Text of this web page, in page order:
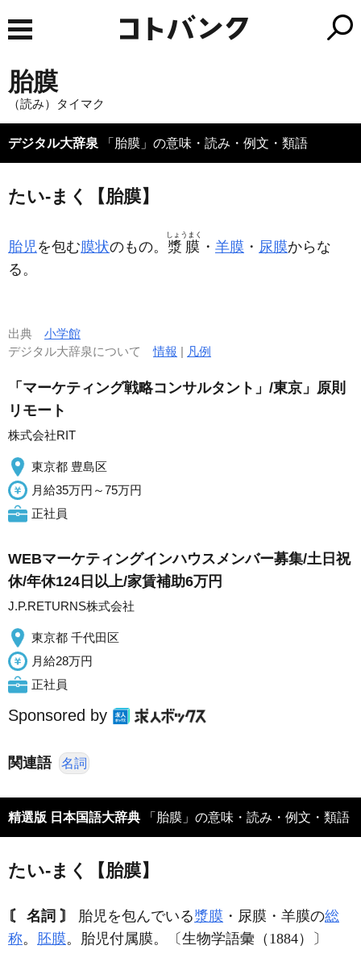
胎膜
（読み）タイマク
デジタル大辞泉 「胎膜」の意味・読み・例文・類語
たい‐まく【胎膜】
胎児を包む膜状のもの。 漿膜
しょうまく
・ 羊膜 ・ 尿膜からな
る。
出典 小学館
デジタル大辞泉について情報 | 凡例
「マーケティング戦略コンサルタント」/東京」原則
リモート
株式会社RIT
東京都 豊島区
月給35万円～75万円
正社員
WEBマーケティングインハウスメンバー募集/土日祝
休/年休124日以上/家賃補助6万円
J.P.RETURNS株式会社
東京都 千代田区
月給28万円
正社員
Sponsored by
関連語 名詞
精選版 日本国語大辞典 「胎膜」の意味・読み・例文・類語
たい‐まく【胎膜】
〘 名詞 〙 胎児を包んでいる漿膜 ・尿膜・羊膜の総
称。 胚膜。胎児付属膜。〔生物学語彙（1884）〕